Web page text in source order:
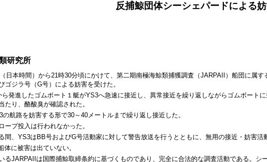
反捕鯨団体シーシェパードによる妨
研究所
日本時間）から21時30分頃にかけて、第二期南極海鯨類捕獲調査（JARPAII）船団に属
ゴジラ号（G号）による妨害を受けた。
発進したゴムボート１艇がYS3へ急速に接近し、異常接近を繰り返しながらゴムボート
たり、酪酸臭が確認された。
の航路を妨害する形で30～40メートルまで繰り返し接近した。
ープ投入は行われなかった。
間、YS3はBB号およびG号活動家に対して警告放送を行うとともに、無用の接近・妨害活
体に被害は出ていない。
るJARPAIIは国際捕鯨取締条約に基づくものであり、完全に合法的な調査活動である。